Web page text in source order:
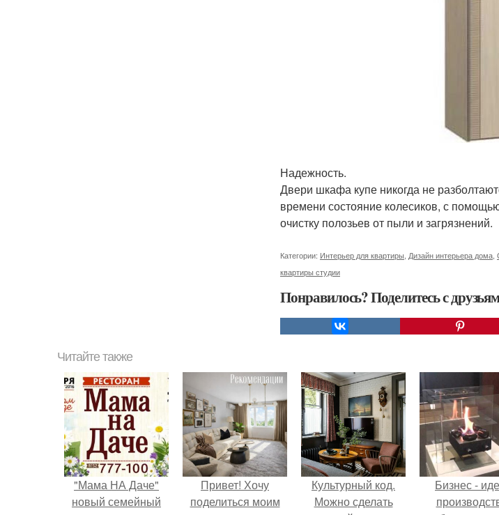
Надежность.
Двери шкафа купе никогда не
времени состояние колесиков, с
очистку полозьев от пыли и загрязнений.
Категории: Интерьер для квартиры Дизайн интерьера дома
квартиры студии
Понравилось? Поделитесь с
Читайте также
"Мама НА Даче"
новый семейный
Привет! Хочу
поделиться моим
Культурный код.
Можно сделать
Бизнес -